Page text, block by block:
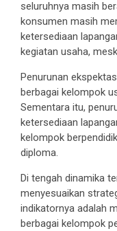
seluruhnya masih
konsumen masih
ketersediaan
kegiatan usaha,
Penurunan
berbagai kelompok
Sementara itu,
ketersediaan
kelompok
diploma.
Di tengah dinamika
menyesuaikan
indikatornya adalah
berbagai kelompok